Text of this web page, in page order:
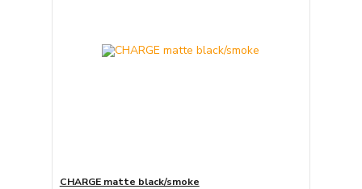
CHARGE matte black/smoke